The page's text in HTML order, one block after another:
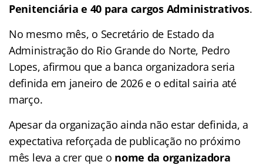
Penitenciária e 40 para cargos Administrativos.
No mesmo mês, o Secretário de Estado da
Administração do Rio Grande do Norte, Pedro
Lopes, afirmou que a banca organizadora seria
definida em janeiro de 2026 e o edital sairia até
março.
Apesar da organização ainda não estar definida, a
expectativa reforçada de publicação no próximo
mês leva a crer que o nome da organizadora